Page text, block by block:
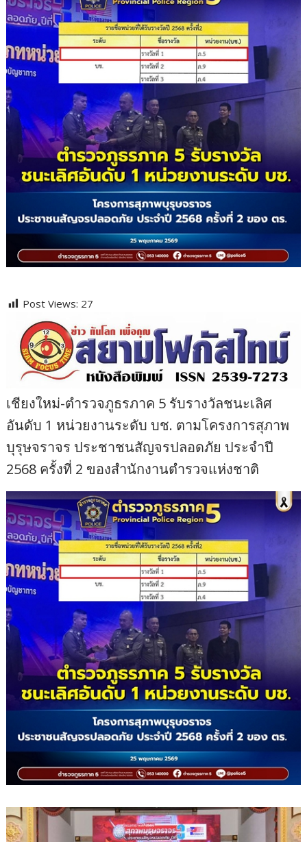
Post Views: 27
เชียงใหม่-ตำรวจภูธรภาค 5 รับรางวัลชนะเลิศ
อันดับ 1 หน่วยงานระดับ บช. ตามโครงการสุภาพ
บุรุษจราจร ประชาชนสัญจรปลอดภัย ประจำปี
2568 ครั้งที่ 2 ของสำนักงานตำรวจแห่งชาติ